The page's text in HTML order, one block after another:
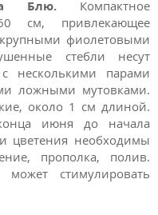
Блю. Компактное
см, привлекающее
фиолетовыми
стебли несут
несколькими парами
ложными мутовками.
около 1 см длиной.
июня до начала
цветения необходимы
прополка, полив.
может стимулировать